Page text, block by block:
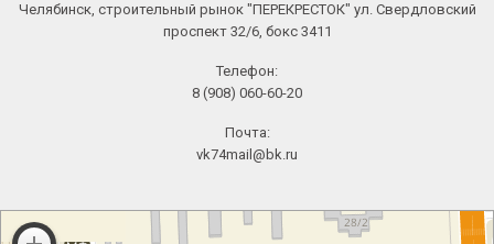
Челябинск, строительный рынок "ПЕРЕКРЕСТОК" ул. Свердловский
проспект 32/6, бокс 3411
Телефон:
8 (908) 060-60-20
Почта:
vk74mail@bk.ru